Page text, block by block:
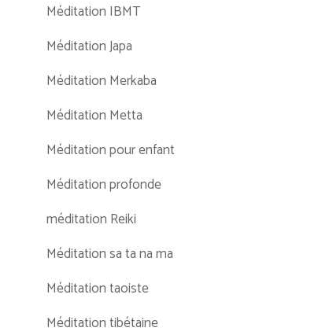
Méditation IBMT
Méditation Japa
Méditation Merkaba
Méditation Metta
Méditation pour enfant
Méditation profonde
méditation Reiki
Méditation sa ta na ma
Méditation taoiste
Méditation tibétaine